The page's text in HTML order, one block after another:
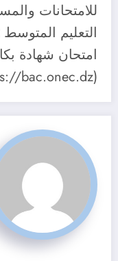
للامتحانات
امتحان شهادة
(https://bac.onec.dz).